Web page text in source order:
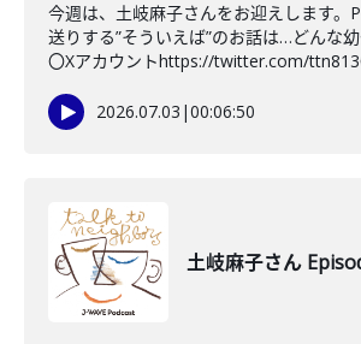
今週は、土岐麻子さんをお迎えします。
送りする”そういえば”のお話は…どんな
〇Xアカウントhttps://twitter.com/
2026.07.03 |00:06:50
土岐麻子さん